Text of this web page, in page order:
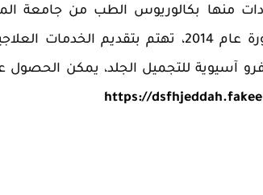
الماجستير في طب الأمراض الجلدية وأمراض الذكورة عام 2014،
آسيوية للتجميل الجلد، يمكن
https://